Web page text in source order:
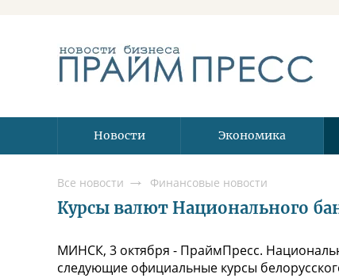
Новости Экономика
Все новости Финансовые новости
Курсы валют Национального
МИНСК, 3 октября - ПраймПресс.
следующие официальные курсы